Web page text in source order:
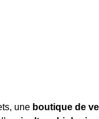
une boutique de